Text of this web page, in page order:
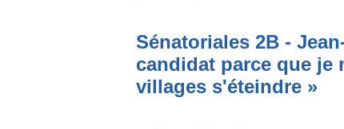
Sénatoriales 2B -
candidat parce que je
villages s'éteindre »